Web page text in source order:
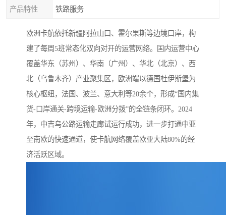
产品特性 铁路服务
欧洲卡航依托新疆阿拉山口、霍尔果斯等边境口岸，构
建了每周5班常态化双向对开的运营网络。国内运营中心
覆盖华东（苏州）、华南（广州）、华北（北京）、西
北（乌鲁木齐）产业聚集区，欧洲端以德国杜伊斯堡为
核心枢纽，法国、波兰、意大利等20余个，形成“国内集
货-口岸通关-跨境运输-欧洲分拨”的全链条闭环。2024
年，中吉乌公路运输走廊试运行成功，进一步打通中亚
至南欧的快速通道，使卡航网络覆盖欧亚大陆80%的经
济活跃区域。